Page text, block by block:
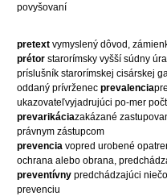
povyšovaní
pretext vymyslený dôvod,
prétor starorímsky vyšší súdny
príslušník starorímskej cisárskej
oddaný prívrženec prevalencia
ukazovateľvyjadrujúci po-mer
prevarikáciazakázané
právnym zástupcom
prevencia vopred urobené
ochrana alebo obrana,
preventívny predchádzajúci
prevenciu